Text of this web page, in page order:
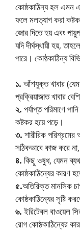
কোষ্ঠকাঠিন্য হল এমন
ফলে মলত্যাগ করা
জোর দিতে হয় এবং
যদি দীর্ঘস্থায়ী হয়,
পারে। কোষ্ঠকাঠিন্য
১. আঁশযুক্ত খাবার
প্রক্রিয়াজাত খাবার
২. পর্যাপ্ত পরিমাণে
কষ্টকর হয়ে পড়ে।
৩. শারীরিক পরিশ্রমের
সঠিকভাবে কাজ করে
৪. কিছু ওষুধ, যেমন
কোষ্ঠকাঠিন্যের কারণ
৫.অতিরিক্ত মানসিক
কোষ্ঠকাঠিন্যের সৃষ্টি
৬.ইরিটেবল বাওয়েল
রোগ কোষ্ঠকাঠিন্যের